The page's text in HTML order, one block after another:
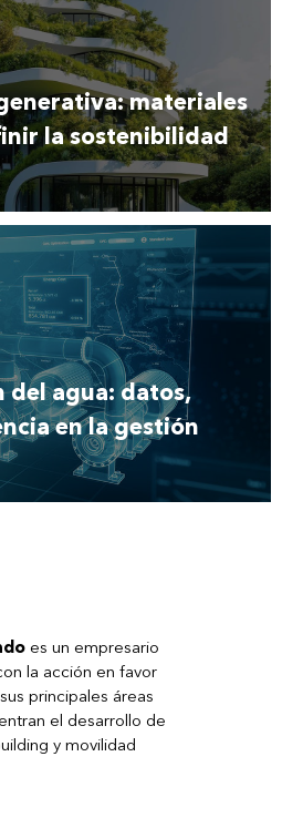
materiales
la sostenibilidad
del agua: datos,
en la gestión
es un empresario
la acción en favor
principales áreas
el desarrollo de
y movilidad